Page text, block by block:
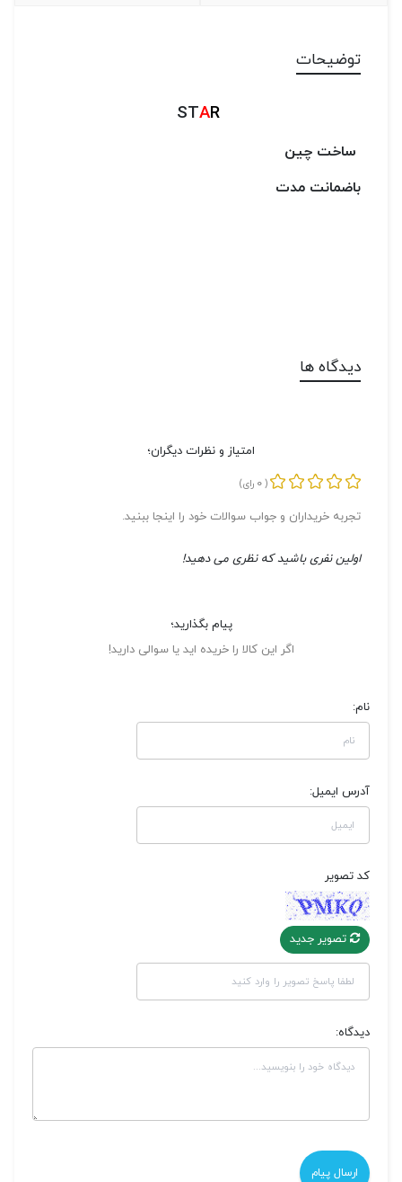
توضیحات
STAR
ساخت چین
باضمانت مدت
دیدگاه ها
امتیاز و نظرات دیگران؛
(
0 رای)
تجربه خریداران و جواب سوالات خود را اینجا ببنید.
اولین نفری باشید که نظری می دهید!
پیام بگذارید؛
اگر این کالا را خریده اید یا سوالی دارید!
نام:
آدرس ایمیل:
کد تصویر
تصویر جدید
دیدگاه: